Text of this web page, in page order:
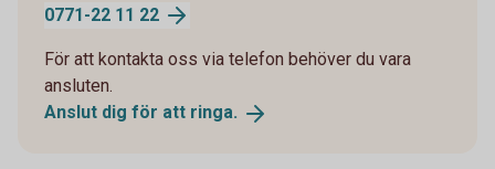
0771-22 11 22
För att kontakta oss via telefon behöver du vara
ansluten.
Anslut dig för att ringa.